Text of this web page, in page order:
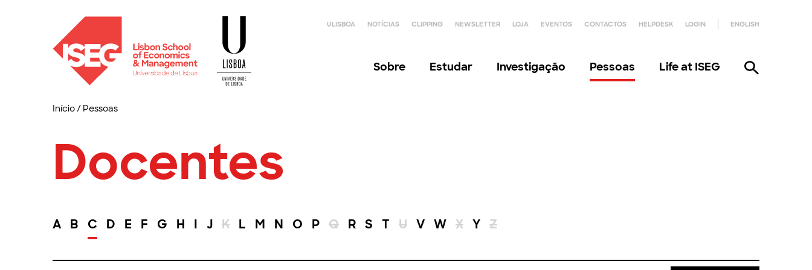
ULISBOA NOTÍCIAS CLIPPING NEWSLETTER LOJA EVENTOS CONTACTOS HELPDESK LOGIN ENGLISH
Sobre Estudar Investigação Pessoas Life at ISEG
Início/ Pessoas
Docentes
A B C D E F G H I J K L M N O P Q R S T U V W X Y Z